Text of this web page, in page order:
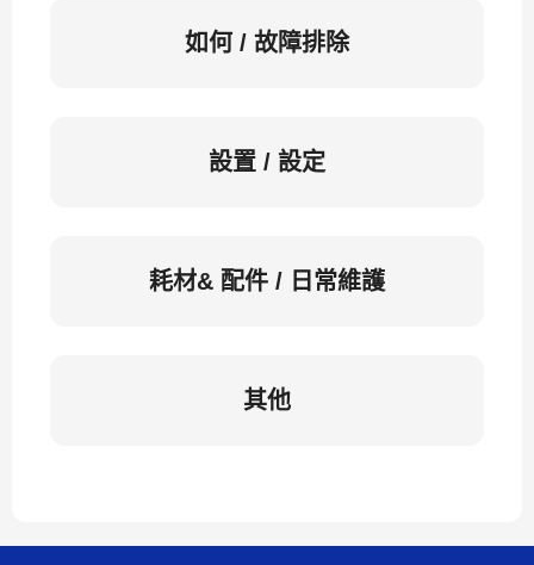
如何 / 故障排除
設置 / 設定
耗材& 配件 / 日常維護
其他